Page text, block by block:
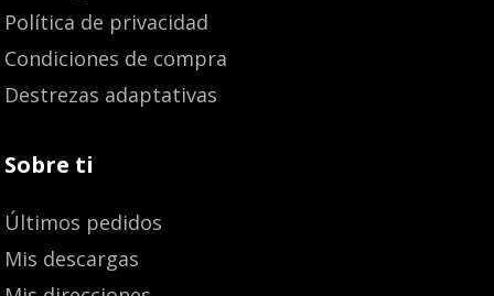
Política de privacidad
Condiciones de compra
Destrezas adaptativas
Sobre ti
Últimos pedidos
Mis descargas